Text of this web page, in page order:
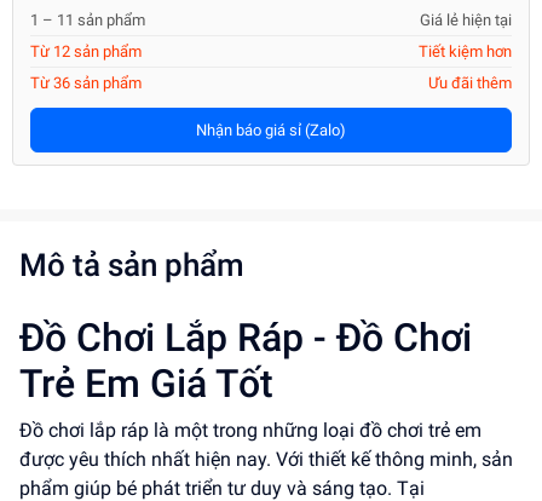
1 – 11 sản phẩm
Giá lẻ hiện tại
Từ 12 sản phẩm
Tiết kiệm hơn
Từ 36 sản phẩm
Ưu đãi thêm
Nhận báo giá sỉ (Zalo)
Mô tả sản phẩm
Đồ Chơi Lắp Ráp - Đồ Chơi
Trẻ Em Giá Tốt
Đồ chơi lắp ráp là một trong những loại đồ chơi trẻ em
được yêu thích nhất hiện nay. Với thiết kế thông minh, sản
phẩm giúp bé phát triển tư duy và sáng tạo. Tại